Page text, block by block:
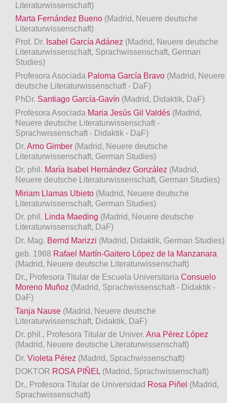
Literaturwissenschaft)
Marta Fernández Bueno (Madrid, Neuere deutsche
Literaturwissenschaft)
Prof. Dr. Isabel García Adánez (Madrid, Neuere deutsche
Literaturwissenschaft, Sprachwissenschaft, German
Studies)
Profesora Asociada Paloma García Bravo (Madrid, Neuere
deutsche Literaturwissenschaft - DaF)
PhDr. Santiago García-Gavín (Madrid, Didaktik, DaF)
Profesora Asociada Maria Jesús Gil Valdés (Madrid,
Neuere deutsche Literaturwissenschaft -
Sprachwissenschaft - Didaktik - DaF)
Dr. Arno Gimber (Madrid, Neuere deutsche
Literaturwissenschaft, German Studies)
Dr. phil. María Isabel Hernández González (Madrid,
Neuere deutsche Literaturwissenschaft, German Studies)
Miriam Llamas Ubieto (Madrid, Neuere deutsche
Literaturwissenschaft, German Studies)
Dr. phil. Linda Maeding (Madrid, Neuere deutsche
Literaturwissenschaft, DaF)
Dr. Mag. Bernd Marizzi (Madrid, Didaktik, German Studies)
geb. 1968 Rafael Martín-Gaitero López de la Manzanara
(Madrid, Neuere deutsche Literaturwissenschaft)
Dr., Profesora Titular de Escuela Universitaria Consuelo
Moreno Muñoz (Madrid, Sprachwissenschaft - Didaktik -
DaF)
Tanja Nause (Madrid, Neuere deutsche
Literaturwissenschaft, Didaktik, DaF)
Dr. phil., Profesora Titular de Univer. Ana Pérez López
(Madrid, Neuere deutsche Literaturwissenschaft)
Dr. Violeta Pérez (Madrid, Sprachwissenschaft)
DOKTOR ROSA PIÑEL (Madrid, Sprachwissenschaft)
Dr., Profesora Titular de Universidad Rosa Piñel (Madrid,
Sprachwissenschaft)